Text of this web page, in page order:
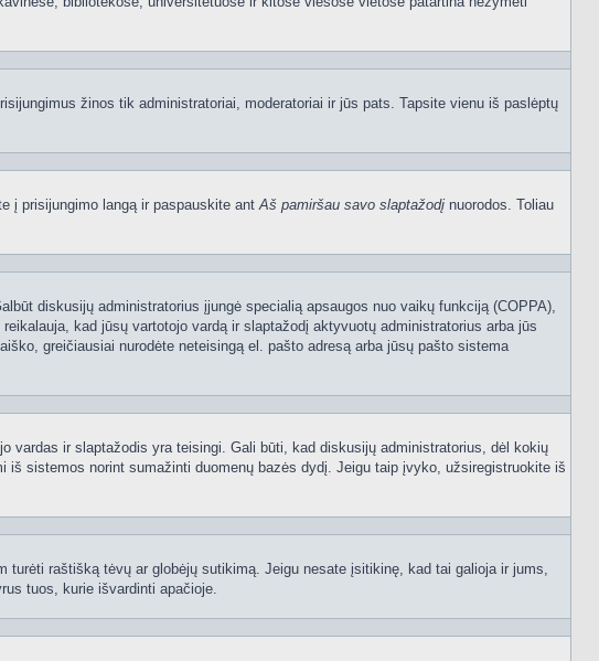
žinos tik administratoriai, moderatoriai ir jūs pats. Tapsite vienu iš paslėptų
į prisijungimo langą ir paspauskite antAš pamiršau savo slaptažodį nuorodos. Toliau
diskusijų administratorius įjungė specialią apsaugos nuo vaikų funkciją (COPPA),
kad jūsų vartotojo vardą ir slaptažodį aktyvuotų administratorius arba jūs
greičiausiai nurodėte neteisingą el. pašto adresą arba jūsų pašto sistema
vardas ir slaptažodis yra teisingi. Gali būti, kad diskusijų administratorius, dėl kokių
sistemos norint sumažinti duomenų bazės dydį. Jeigu taip įvyko, užsiregistruokite iš
raštišką tėvų ar globėjų sutikimą. Jeigu nesate įsitikinę, kad tai galioja ir jums,
tuos, kurie išvardinti apačioje.